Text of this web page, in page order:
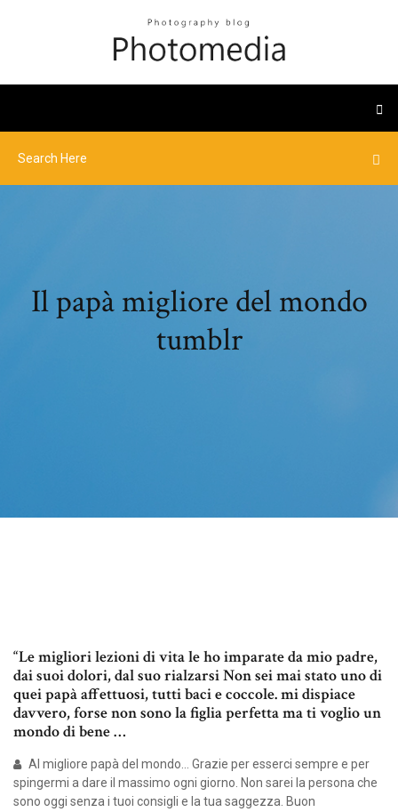
Il papà migliore del mondo
tumblr
“Le migliori lezioni di vita le ho imparate da mio padre,
dai suoi dolori, dal suo rialzarsi Non sei mai stato uno di
quei papà affettuosi, tutti baci e coccole. mi dispiace
davvero, forse non sono la figlia perfetta ma ti voglio un
mondo di bene …
Al migliore papà del mondo… Grazie per esserci sempre e per
spingermi a dare il massimo ogni giorno. Non sarei la persona che
sono oggi senza i tuoi consigli e la tua saggezza. Buon